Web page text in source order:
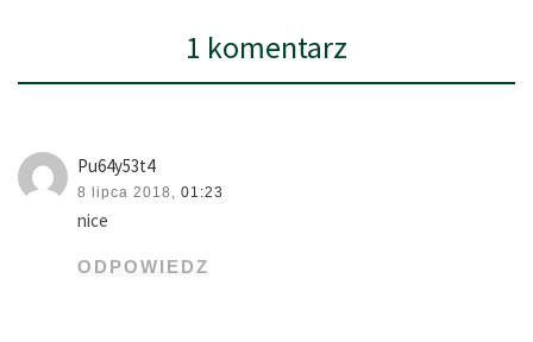
1 komentarz
Pu64y53t4
8 lipca 2018, 01:23
nice
ODPOWIEDZ